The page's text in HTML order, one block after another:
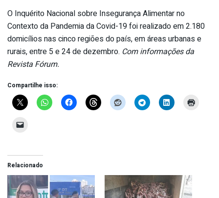
O Inquérito Nacional sobre Insegurança Alimentar no
Contexto da Pandemia da Covid-19 foi realizado em 2.180
domicílios nas cinco regiões do país, em áreas urbanas e
rurais, entre 5 e 24 de dezembro. Com informações da
Revista Fórum.
Compartilhe isso:
Relacionado